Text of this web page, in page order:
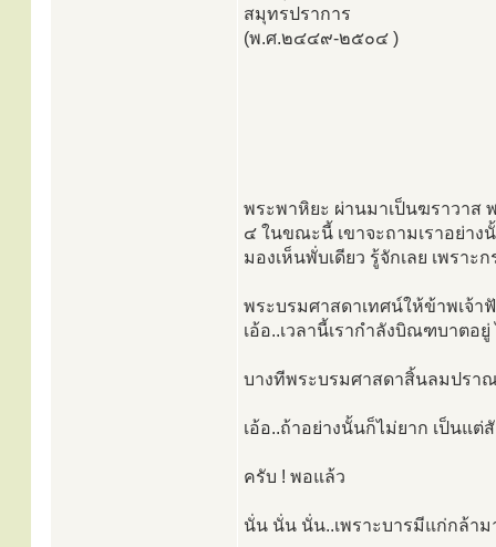
สมุทรปราการ
(พ.ศ.๒๔๔๙-๒๕๐๔ )
พระพาหิยะ ผ่านมาเป็นฆราวาส
๔ ในขณะนี้ เขาจะถามเราอย่าง
มองเห็นพั่บเดียว รู้จักเลย เพรา
พระบรมศาสดาเทศน์ให้ข้าพเจ้า
เอ้อ..เวลานี้เรากำลังบิณฑบาตอยู่
บางทีพระบรมศาสดาสิ้นลมปรา
เอ้อ..ถ้าอย่างนั้นก็ไม่ยาก เป็นแต่
ครับ ! พอแล้ว
นั่น นั่น นั่น..เพราะบารมีแก่กล้าม